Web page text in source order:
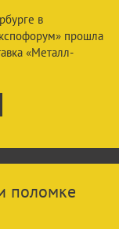
в
прошла
«Металл-
поломке